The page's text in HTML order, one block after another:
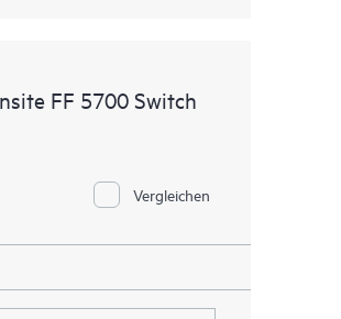
FF 5700 Switch
Vergleichen